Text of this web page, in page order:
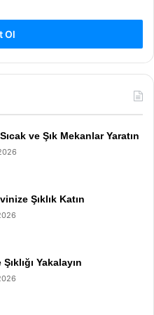
Ol
ve Şık Mekanlar Yaratın
Şıklık Katın
Yakalayın